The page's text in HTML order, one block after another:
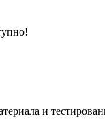
и